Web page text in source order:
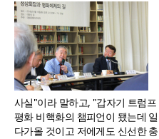
사실"이라 말하고, "갑자기 트럼
평화 비핵화의 챔피언이 됐는데
다가올 것이고 저에게도 신선한